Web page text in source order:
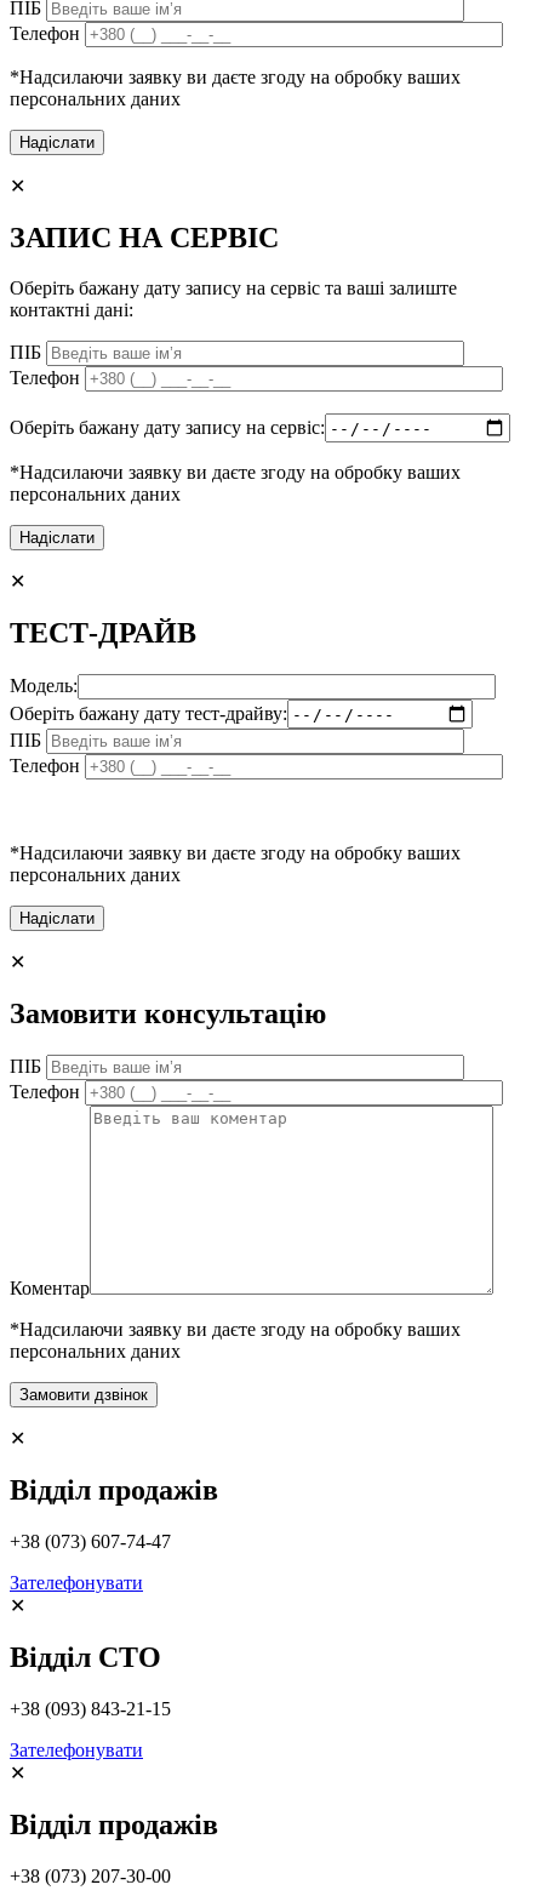
ПІБ
Телефон
*Надсилаючи заявку ви даєте згоду на обробку ваших
персональних даних
✕
ЗАПИС НА СЕРВІС
Оберіть бажану дату запису на сервіс та ваші залиште
контактні дані:
ПІБ
Телефон
Оберіть бажану дату запису на сервіс:
*Надсилаючи заявку ви даєте згоду на обробку ваших
персональних даних
✕
ТЕСТ-ДРАЙВ
Модель:
Оберіть бажану дату тест-драйву:
ПІБ
Телефон
*Надсилаючи заявку ви даєте згоду на обробку ваших
персональних даних
✕
Замовити консультацію
ПІБ
Телефон
Коментар
*Надсилаючи заявку ви даєте згоду на обробку ваших
персональних даних
✕
Відділ продажів
+38 (073) 607-74-47
Зателефонувати
✕
Відділ СТО
+38 (093) 843-21-15
Зателефонувати
✕
Відділ продажів
+38 (073) 207-30-00